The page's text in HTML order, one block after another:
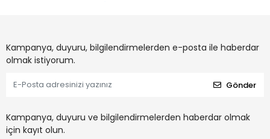
Kampanya, duyuru, bilgilendirmelerden e-posta ile haberdar
olmak istiyorum.
Gönder
Kampanya, duyuru ve bilgilendirmelerden haberdar olmak
için kayıt olun.